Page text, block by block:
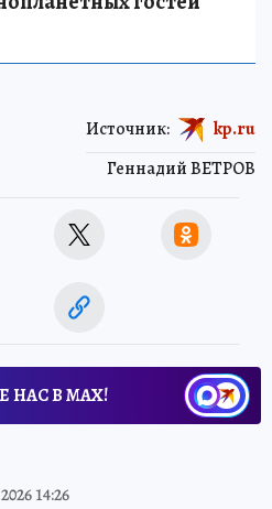
Геннадий ВЕТРОВ
Источник: kp.ru
НАС В МАХ!
14:26